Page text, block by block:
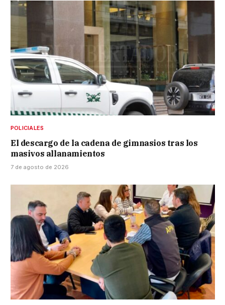
POLICIALES
El descargo de la cadena de gimnasios tras los
masivos allanamientos
7 de agosto de 2026